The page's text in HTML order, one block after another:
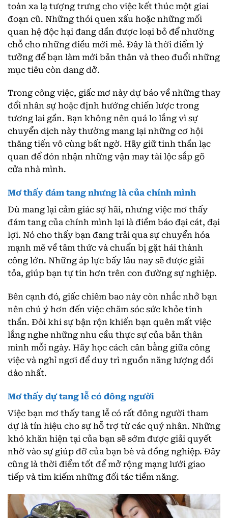
toàn xa lạ tượng trưng cho việc kết thúc một giai
đoạn cũ. Những thói quen xấu hoặc những mối
quan hệ độc hại đang dần được loại bỏ để nhường
chỗ cho những điều mới mẻ. Đây là thời điểm lý
tưởng để bạn làm mới bản thân và theo đuổi những
mục tiêu còn dang dở.
Trong công việc, giấc mơ này dự báo về những thay
đổi nhân sự hoặc định hướng chiến lược trong
tương lai gần. Bạn không nên quá lo lắng vì sự
chuyển dịch này thường mang lại những cơ hội
thăng tiến vô cùng bất ngờ. Hãy giữ tinh thần lạc
quan để đón nhận những vận may tài lộc sắp gõ
cửa nhà mình.
Mơ thấy đám tang nhưng là của chính mình
Dù mang lại cảm giác sợ hãi, nhưng việc mơ thấy
đám tang của chính mình lại là điềm báo đại cát, đại
lợi. Nó cho thấy bạn đang trải qua sự chuyển hóa
mạnh mẽ về tâm thức và chuẩn bị gặt hái thành
công lớn. Những áp lực bấy lâu nay sẽ được giải
tỏa, giúp bạn tự tin hơn trên con đường sự nghiệp.
Bên cạnh đó, giấc chiêm bao này còn nhắc nhở bạn
nên chú ý hơn đến việc chăm sóc sức khỏe tinh
thần. Đôi khi sự bận rộn khiến bạn quên mất việc
lắng nghe những nhu cầu thực sự của bản thân
mình mỗi ngày. Hãy học cách cân bằng giữa công
việc và nghỉ ngơi để duy trì nguồn năng lượng dồi
dào nhất.
Mơ thấy dự tang lễ có đông người
Việc bạn mơ thấy tang lễ có rất đông người tham
dự là tín hiệu cho sự hỗ trợ từ các quý nhân. Những
khó khăn hiện tại của bạn sẽ sớm được giải quyết
nhờ vào sự giúp đỡ của bạn bè và đồng nghiệp. Đây
cũng là thời điểm tốt để mở rộng mạng lưới giao
tiếp và tìm kiếm những đối tác tiềm năng.